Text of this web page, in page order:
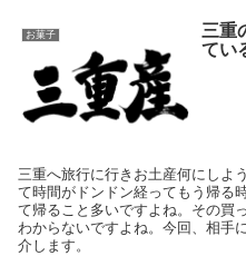
お菓子
三重
てい
三重へ旅行に行きお土産何にしよ
て時間がドンドン経ってもう帰る
て帰ること多いですよね。その買
わからないですよね。今回、相手
介します。